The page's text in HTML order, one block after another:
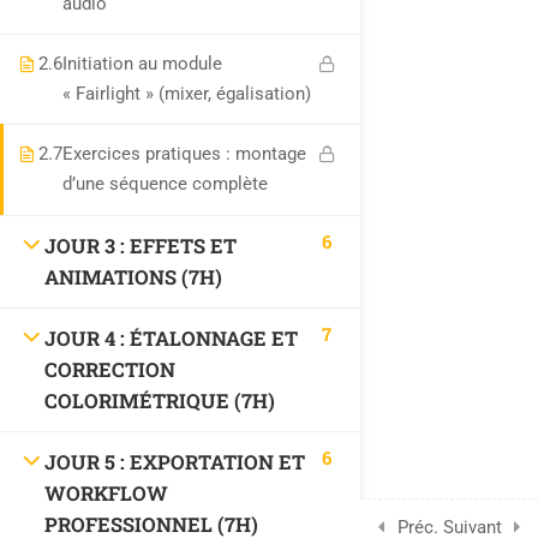
2.6Initiation au module
« Fairlight » (mixer, égalisation)
2.7Exercices pratiques : montage
d’une séquence complète
JOUR 3 : EFFETS ET
ANIMATIONS (7H)
6
JOUR 4 : ÉTALONNAGE ET
CORRECTION
COLORIMÉTRIQUE (7H)
7
JOUR 5 : EXPORTATION ET
WORKFLOW
PROFESSIONNEL (7H)
6
Préc. Suivant
UTILITAIRES
Mon compte
MENTION LÉGALES
Mentions légales
(RGPD).